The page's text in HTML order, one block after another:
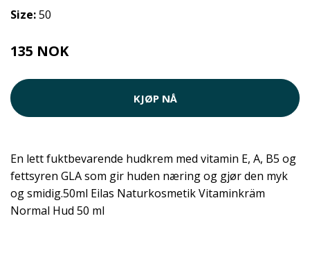
Size:50
135 NOK
KJØP NÅ
En lett fuktbevarende hudkrem med vitamin E, A, B5 og
fettsyren GLA som gir huden næring og gjør den myk
og smidig.50ml Eilas Naturkosmetik Vitaminkräm
Normal Hud 50 ml